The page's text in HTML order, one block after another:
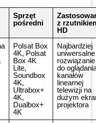
Sprzęt
pośredni
z
HD
Polsat Box
4K, Polsat
Box 4K
Lite,
Soundbox
4K,
Ultrabox+
4K,
Dualbox+
4K
Najbardziej
uniwersalne
rozwiązanie
do
kanałów
linearnej
telewizji na
dużym
projektora